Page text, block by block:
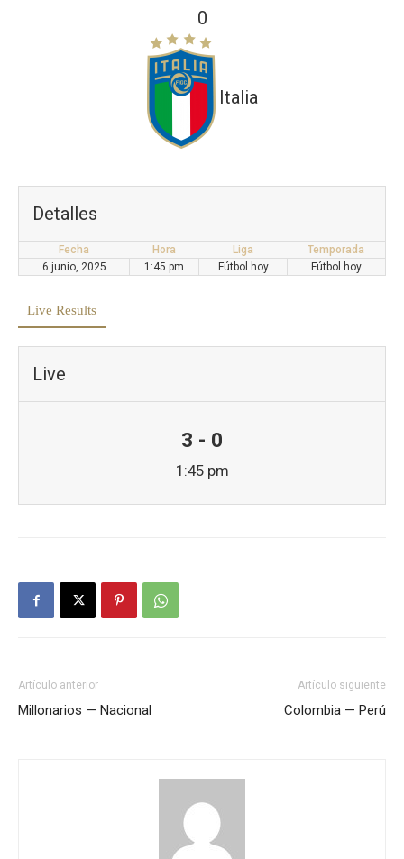
0
Italia
Detalles
Fecha Hora Liga
Temporada
6 junio, 2025
1:45 pm Fútbol hoy Fútbol hoy
Live Results
Live
3 - 0
1:45 pm
Artículo anterior
Millonarios — Nacional
Artículo siguiente
Colombia — Perú